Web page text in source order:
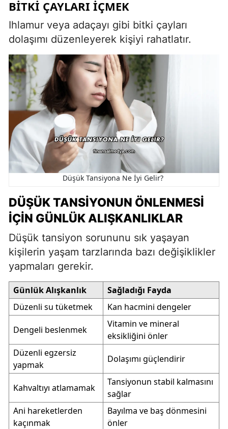
BITKI ÇAYLARI İÇMEK
Ihlamur veya adaçayı gibi bitki çayları
dolaşımı düzenleyerek kişiyi rahatlatır.
Düşük Tansiyona Ne İyi Gelir?
DÜŞÜK TANSIYONUN ÖNLENMESI
İÇIN GÜNLÜK ALIŞKANLIKLAR
Düşük tansiyon sorununu sık yaşayan
kişilerin yaşam tarzlarında bazı değişiklikler
yapmaları gerekir.
Günlük Alışkanlık
Sağladığı Fayda
Düzenli su tüketmek
Kan hacmini dengeler
Dengeli beslenmek
Vitamin ve mineral
eksikliğini önler
Düzenli egzersiz
yapmak
Dolaşımı güçlendirir
Kahvaltıyı atlamamak
Tansiyonun stabil kalmasını
sağlar
Ani hareketlerden
kaçınmak
Bayılma ve baş dönmesini
önler